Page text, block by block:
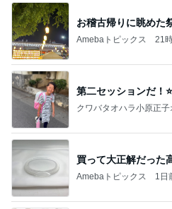
お稽古帰りに眺めた
Amebaトピックス 21
第二セッションだ！⭐️
クワバタオハラ小原正子
買って大正解だった
Amebaトピックス 1日